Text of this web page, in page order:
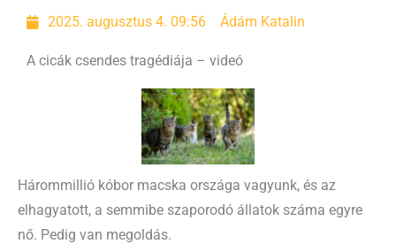
2025. augusztus 4. 09:56 Ádám Katalin
A cicák csendes tragédiája – videó
Hárommillió kóbor macska országa vagyunk, és az
elhagyatott, a semmibe szaporodó állatok száma egyre
nő. Pedig van megoldás.